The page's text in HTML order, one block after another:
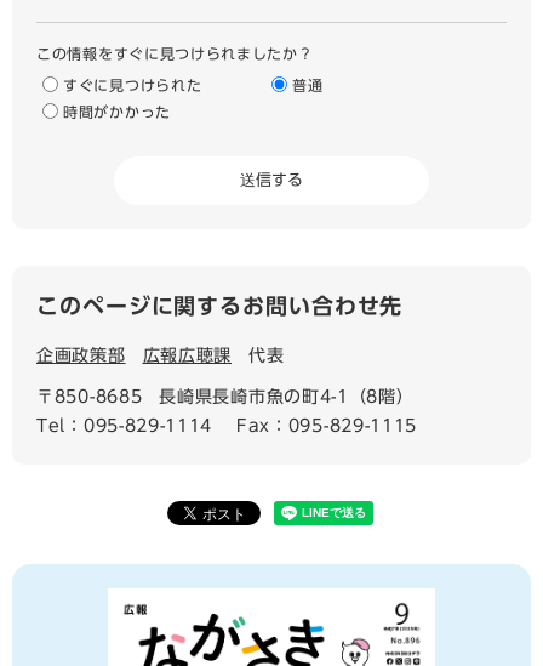
この情報をすぐに見つけられましたか？
すぐに見つけられた
普通
時間がかかった
このページに関するお問い合わせ先
企画政策部 広報広聴課 代表
〒850-8685
長崎県長崎市魚の町4-1（8階）
Tel：095-829-1114
Fax：095-829-1115